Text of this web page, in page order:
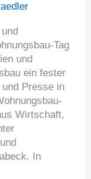
Tag
und
ein fester
Presse in
Wirtschaft,
In